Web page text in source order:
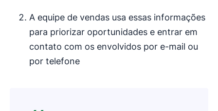
A equipe de vendas usa essas informações
para priorizar oportunidades e entrar em
contato com os envolvidos por e-mail ou
por telefone